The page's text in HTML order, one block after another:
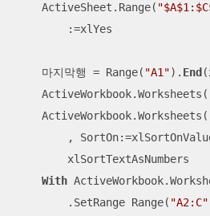
    ActiveSheet.Range(
        :=xlYes
    마지막행 = Range(
"A1"). End
    ActiveWorkbook.Worksheets(
    ActiveWorkbook.Worksheets(
,
        xlSortTextAsNumbers
With
        .SetRange Range(
"A2:C"